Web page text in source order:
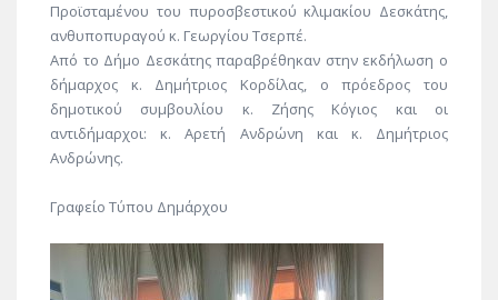
Προϊσταμένου του πυροσβεστικού κλιμακίου Δεσκάτης,
ανθυποπυραγού κ. Γεωργίου Τσερπέ.
Από το Δήμο Δεσκάτης παραβρέθηκαν στην εκδήλωση ο
δήμαρχος κ. Δημήτριος Κορδίλας, ο πρόεδρος του
δημοτικού συμβουλίου κ. Ζήσης Κόγιος και οι
αντιδήμαρχοι: κ. Αρετή Ανδρώνη και κ. Δημήτριος
Ανδρώνης.
Γραφείο Τύπου Δημάρχου